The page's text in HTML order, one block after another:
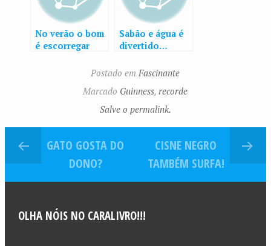
No verão o bom
é escorregar
Sabão e água é
divertido…
Postado emFascinante
Marcado Guinness,recorde
Salve o permalink.
GATO GOSTA DO
DONO?
CISNE NEGRO
TAMBÉM SURFA!
OLHA NÓIS NO CARALIVRO!!!